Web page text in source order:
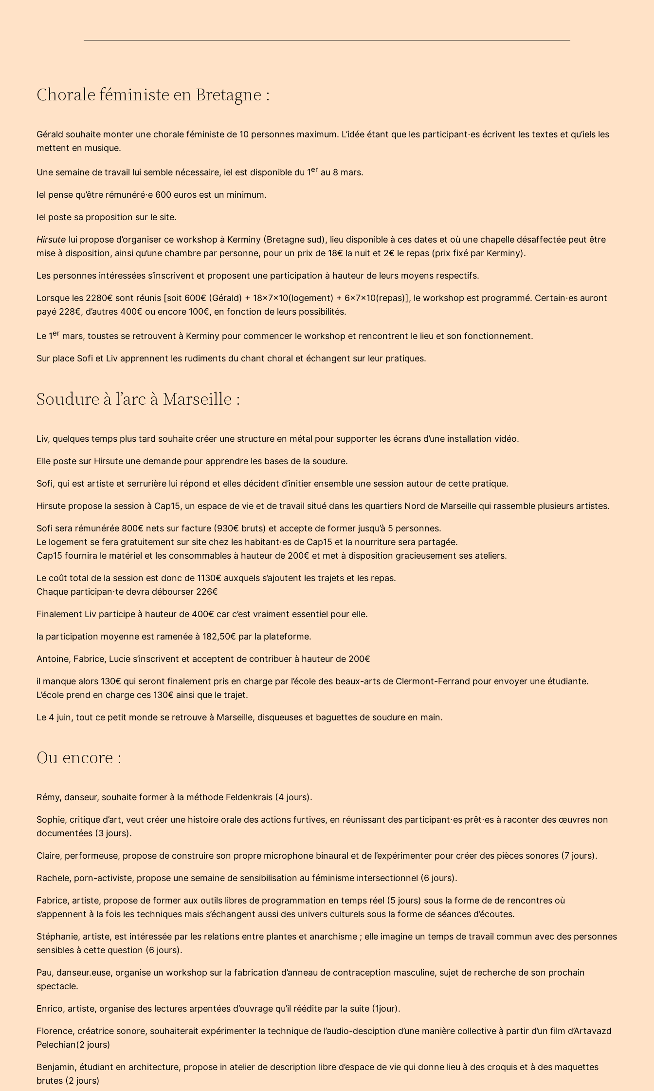
Chorale féministe en Bretagne :
Gérald souhaite monter une chorale féministe de 10 personnes maximum. L’idée étant que les participant⋅es écrivent les textes et qu’iels les
mettent en musique.
Une semaine de travail lui semble nécessaire, iel est disponible du 1er au 8 mars.
Iel pense qu’être rémunéré⋅e 600 euros est un minimum.
Iel poste sa proposition sur le site.
Hirsute lui propose d’organiser ce workshop à Kerminy (Bretagne sud), lieu disponible à ces dates et où une chapelle désaffectée peut être
mise à disposition, ainsi qu’une chambre par personne, pour un prix de 18€ la nuit et 2€ le repas (prix fixé par Kerminy).
Les personnes intéressées s’inscrivent et proposent une participation à hauteur de leurs moyens respectifs.
Lorsque les 2280€ sont réunis [soit 600€ (Gérald) + 18x7x10(logement) + 6x7x10(repas)], le workshop est programmé. Certain⋅es auront
payé 228€, d’autres 400€ ou encore 100€, en fonction de leurs possibilités.
Le 1er mars, toustes se retrouvent à Kerminy pour commencer le workshop et rencontrent le lieu et son fonctionnement.
Sur place Sofi et Liv apprennent les rudiments du chant choral et échangent sur leur pratiques.
Soudure à l’arc à Marseille :
Liv, quelques temps plus tard souhaite créer une structure en métal pour supporter les écrans d’une installation vidéo.
Elle poste sur Hirsute une demande pour apprendre les bases de la soudure.
Sofi, qui est artiste et serrurière lui répond et elles décident d’initier ensemble une session autour de cette pratique.
Hirsute propose la session à Cap15, un espace de vie et de travail situé dans les quartiers Nord de Marseille qui rassemble plusieurs artistes.
Sofi sera rémunérée 800€ nets sur facture (930€ bruts) et accepte de former jusqu’à 5 personnes.
Le logement se fera gratuitement sur site chez les habitant⋅es de Cap15 et la nourriture sera partagée.
Cap15 fournira le matériel et les consommables à hauteur de 200€ et met à disposition gracieusement ses ateliers.
Le coût total de la session est donc de 1130€ auxquels s’ajoutent les trajets et les repas.
Chaque participan⋅te devra débourser 226€
Finalement Liv participe à hauteur de 400€ car c’est vraiment essentiel pour elle.
la participation moyenne est ramenée à 182,50€ par la plateforme.
Antoine, Fabrice, Lucie s’inscrivent et acceptent de contribuer à hauteur de 200€
il manque alors 130€ qui seront finalement pris en charge par l’école des beaux-arts de Clermont-Ferrand pour envoyer une étudiante.
L’école prend en charge ces 130€ ainsi que le trajet.
Le 4 juin, tout ce petit monde se retrouve à Marseille, disqueuses et baguettes de soudure en main.
Ou encore :
Rémy, danseur, souhaite former à la méthode Feldenkrais (4 jours).
Sophie, critique d’art, veut créer une histoire orale des actions furtives, en réunissant des participant⋅es prêt⋅es à raconter des œuvres non
documentées (3 jours).
Claire, performeuse, propose de construire son propre microphone binaural et de l’expérimenter pour créer des pièces sonores (7 jours).
Rachele, porn-activiste, propose une semaine de sensibilisation au féminisme intersectionnel (6 jours).
Fabrice, artiste, propose de former aux outils libres de programmation en temps réel (5 jours) sous la forme de de rencontres où
s’appennent à la fois les techniques mais s’échangent aussi des univers culturels sous la forme de séances d’écoutes.
Stéphanie, artiste, est intéressée par les relations entre plantes et anarchisme ; elle imagine un temps de travail commun avec des personnes
sensibles à cette question (6 jours).
Pau, danseur.euse, organise un workshop sur la fabrication d’anneau de contraception masculine, sujet de recherche de son prochain
spectacle.
Enrico, artiste, organise des lectures arpentées d’ouvrage qu’il réédite par la suite (1jour).
Florence, créatrice sonore, souhaiterait expérimenter la technique de l’audio-desciption d’une manière collective à partir d’un film d’Artavazd
Pelechian(2 jours)
Benjamin, étudiant en architecture, propose in atelier de description libre d’espace de vie qui donne lieu à des croquis et à des maquettes
brutes (2 jours)